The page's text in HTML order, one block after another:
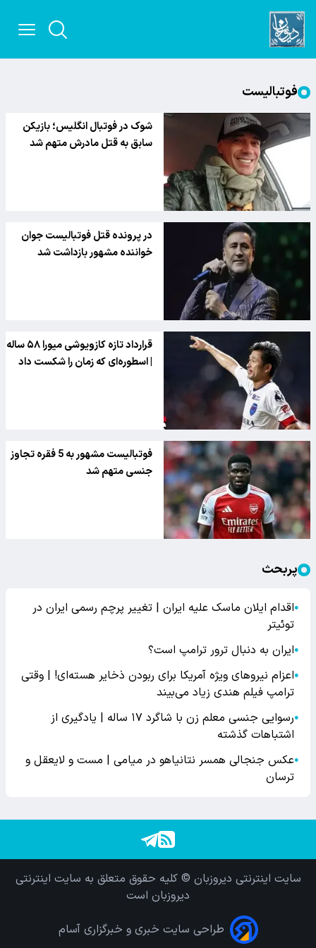
فوتبالیست
شوک در فوتبال انگلیس؛ بازیکن
سابق به قتل مادرش متهم شد
در پرونده قتل فوتبالیست جوان
خواننده مشهور بازداشت شد
قرارداد تازه کازویوشی میورا ۵۸ ساله
| اسطوره‌ای که زمان را شکست داد
فوتبالیست مشهور به 5 فقره تجاوز
جنسی متهم شد
پربحث
●اقدام ایلان ماسک علیه ایران | تغییر پرچم رسمی ایران در
توئیتر
●ایران به دنبال ترور ترامپ است؟
●اعزام نیروهای ویژه آمریکا برای ربودن ذخایر هسته‌ای! | وقتی
ترامپ فیلم هندی زیاد می‌بیند
●
رسوایی جنسی معلم زن با شاگرد ۱۷ ساله | یادگیری از
اشتباهات گذشته
●عکس جنجالی همسر نتانیاهو در میامی | مست و لایعقل و
ترسان
سایت اینترنتی دیروزبان © کلیه حقوق متعلق به سایت اینترنتی
دیروزبان است
طراحی سایت خبری و خبرگزاری آسام